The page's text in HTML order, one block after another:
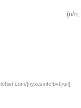
(n/
]nyxesmfcfbvt[/url],